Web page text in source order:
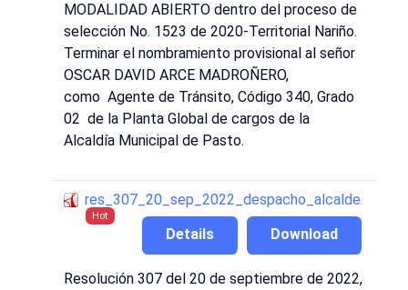
MODALIDAD ABIERTO dentro del proceso de
selección No. 1523 de 2020-Territorial Nariño.
Terminar el nombramiento provisional al señor
OSCAR DAVID ARCE MADROÑERO,
como Agente de Tránsito, Código 340, Grado
02 de la Planta Global de cargos de la
Alcaldía Municipal de Pasto.
res_307_20_sep_2022_despacho_alcalde
Hot
Download
Details
Resolución 307 del 20 de septiembre de 2022,